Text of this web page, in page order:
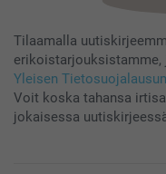
Tilaamalla
erikoistarjouksistamme,
Yleisen
Voit koska tahansa
jokaisessa